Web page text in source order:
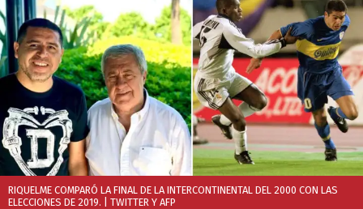
RIQUELME COMPARÓ LA FINAL DE LA INTERCONTINENTAL DEL 2000 CON LAS
ELECCIONES DE 2019. | TWITTER Y AFP